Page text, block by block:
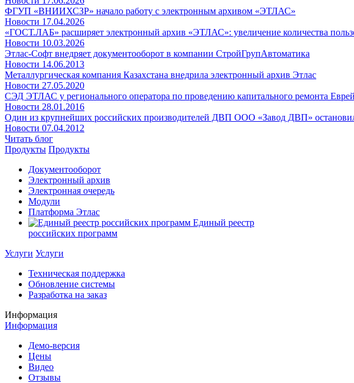
ФГУП «ВНИИХСЗР» начало работу с электронным архивом «ЭТЛАС»
Новости 17.04.2026
«ГОСТ.ЛАБ» расширяет электронный архив «ЭТЛАС»: увеличение количества
Новости 10.03.2026
Этлас-Софт внедряет документооборот в компании СтройГрупАвтоматика
Новости 14.06.2013
Металлургическая компания Казахстана внедрила электронный архив Этлас
Новости 27.05.2020
СЭД ЭТЛАС у регионального оператора по проведению капитального ремонта
Новости 28.01.2016
Один из крупнейших российских производителей ДВП ООО «Завод ДВП»
Новости 07.04.2012
Читать блог
Продукты Продукты
Документооборот
Электронный архив
Электронная очередь
Модули
Платформа Этлас
Единый реестр
российских программ
Услуги Услуги
Техническая поддержка
Обновление системы
Разработка на заказ
Информация
Информация
Демо-версия
Цены
Видео
Отзывы